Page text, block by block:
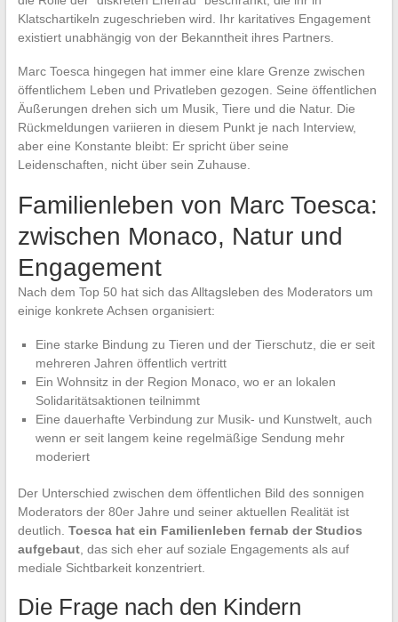
Klatschartikeln zugeschrieben wird. Ihr karitatives Engagement
existiert unabhängig von der Bekanntheit ihres Partners.
Marc Toesca hingegen hat immer eine klare Grenze zwischen
öffentlichem Leben und Privatleben gezogen. Seine öffentlichen
Äußerungen drehen sich um Musik, Tiere und die Natur. Die
Rückmeldungen variieren in diesem Punkt je nach Interview,
aber eine Konstante bleibt: Er spricht über seine
Leidenschaften, nicht über sein Zuhause.
Familienleben von Marc Toesca:
zwischen Monaco, Natur und
Engagement
Nach dem Top 50 hat sich das Alltagsleben des Moderators um
einige konkrete Achsen organisiert:
Eine starke Bindung zu Tieren und der Tierschutz, die er seit
mehreren Jahren öffentlich vertritt
Ein Wohnsitz in der Region Monaco, wo er an lokalen
Solidaritätsaktionen teilnimmt
Eine dauerhafte Verbindung zur Musik- und Kunstwelt, auch
wenn er seit langem keine regelmäßige Sendung mehr
moderiert
Der Unterschied zwischen dem öffentlichen Bild des sonnigen
Moderators der 80er Jahre und seiner aktuellen Realität ist
deutlich. Toesca hat ein Familienleben fernab der Studios
aufgebaut, das sich eher auf soziale Engagements als auf
mediale Sichtbarkeit konzentriert.
Die Frage nach den Kindern